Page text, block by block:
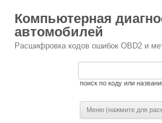
Компьютерная
автомобилей
Расшифровка кодов ошибок OBD2 и
Найти:
поиск по коду или
Меню (нажмите для